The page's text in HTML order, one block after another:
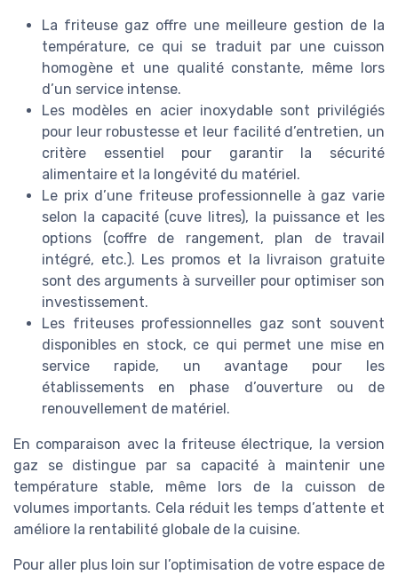
La friteuse gaz offre une meilleure gestion de la
température, ce qui se traduit par une cuisson
homogène et une qualité constante, même lors
d’un service intense.
Les modèles en acier inoxydable sont privilégiés
pour leur robustesse et leur facilité d’entretien, un
critère essentiel pour garantir la sécurité
alimentaire et la longévité du matériel.
Le prix d’une friteuse professionnelle à gaz varie
selon la capacité (cuve litres), la puissance et les
options (coffre de rangement, plan de travail
intégré, etc.). Les promos et la livraison gratuite
sont des arguments à surveiller pour optimiser son
investissement.
Les friteuses professionnelles gaz sont souvent
disponibles en stock, ce qui permet une mise en
service rapide, un avantage pour les
établissements en phase d’ouverture ou de
renouvellement de matériel.
En comparaison avec la friteuse électrique, la version
gaz se distingue par sa capacité à maintenir une
température stable, même lors de la cuisson de
volumes importants. Cela réduit les temps d’attente et
améliore la rentabilité globale de la cuisine.
Pour aller plus loin sur l’optimisation de votre espace de